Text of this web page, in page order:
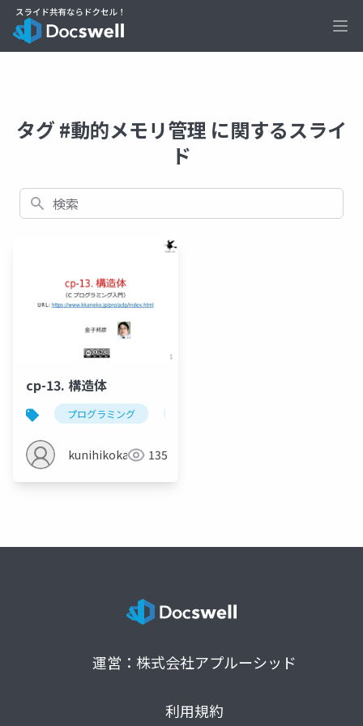
タグ #動的メモリ管理 に関するスライ
ド
検索
cp-13. 構造体
プログラミング
kunihikokaneko135
運営：株式会社アプルーシッド
利用規約